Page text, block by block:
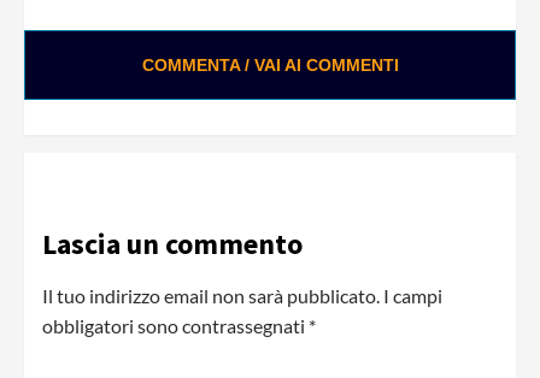
COMMENTA / VAI AI COMMENTI
Lascia un commento
Il tuo indirizzo email non sarà pubblicato. I campi
obbligatori sono contrassegnati *